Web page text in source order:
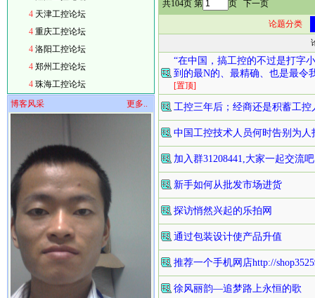
4 天津工控论坛
4 重庆工控论坛
4 洛阳工控论坛
4 郑州工控论坛
4 珠海工控论坛
博客风采
更多..
共104页 第 页 下一页
论题分类
“在中国，搞工控的不过是打字
到的最N的、最精确、也是最令
[置顶]
工控三年后；经商还是积蓄工控
中国工控技术人员何时告别为人
加入群31208441,大家一起交流吧
新手如何从批发市场进货
探访悄然兴起的乐拍网
通过包装设计使产品升值
推荐一个手机网店http://
徐风丽韵—追梦路上永恒的歌